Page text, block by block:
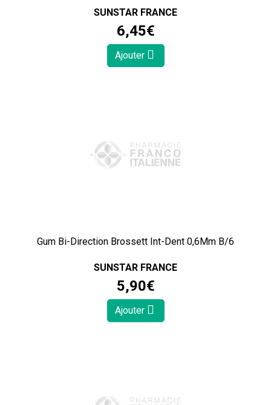
SUNSTAR FRANCE
6,45€
Ajouter
Gum Bi-Direction Brossett Int-Dent 0,6Mm B/6
SUNSTAR FRANCE
5,90€
Ajouter